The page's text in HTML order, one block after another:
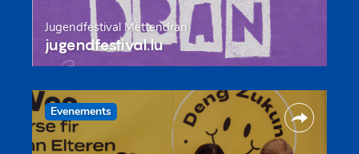
Jugendfestival Mëttendran
jugendfestival.lu
Evenements